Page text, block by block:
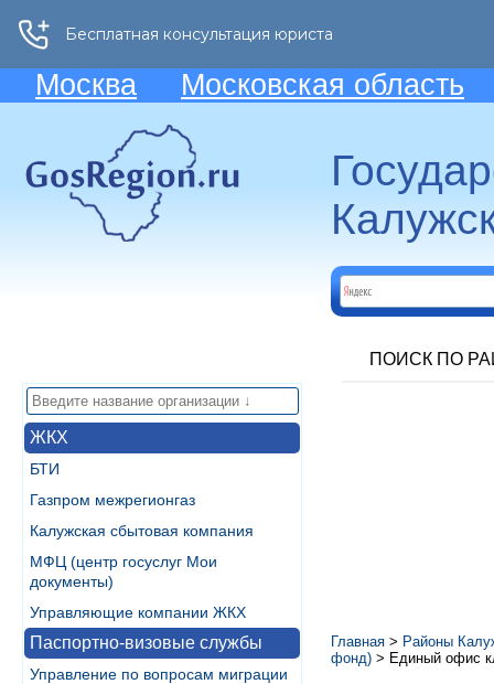
Москва Московская область
ПОИСК ПО
ЖКХ
БТИ
Газпром межрегионгаз
Калужская сбытовая компания
МФЦ (центр госуслуг Мои
документы)
Управляющие компании ЖКХ
Паспортно-визовые службы
Управление по вопросам миграции
Главная > Районы
фонд) > Единый офис